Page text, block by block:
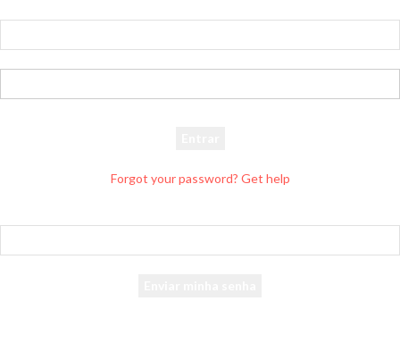
Forgot your password? Get help